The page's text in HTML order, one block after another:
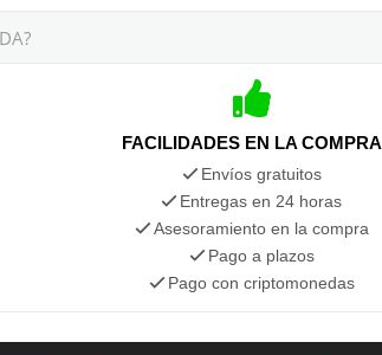
FACILIDADES EN LA COMPRA
Envíos gratuitos
Entregas en 24 horas
Asesoramiento en la compra
Pago a plazos
Pago con criptomonedas